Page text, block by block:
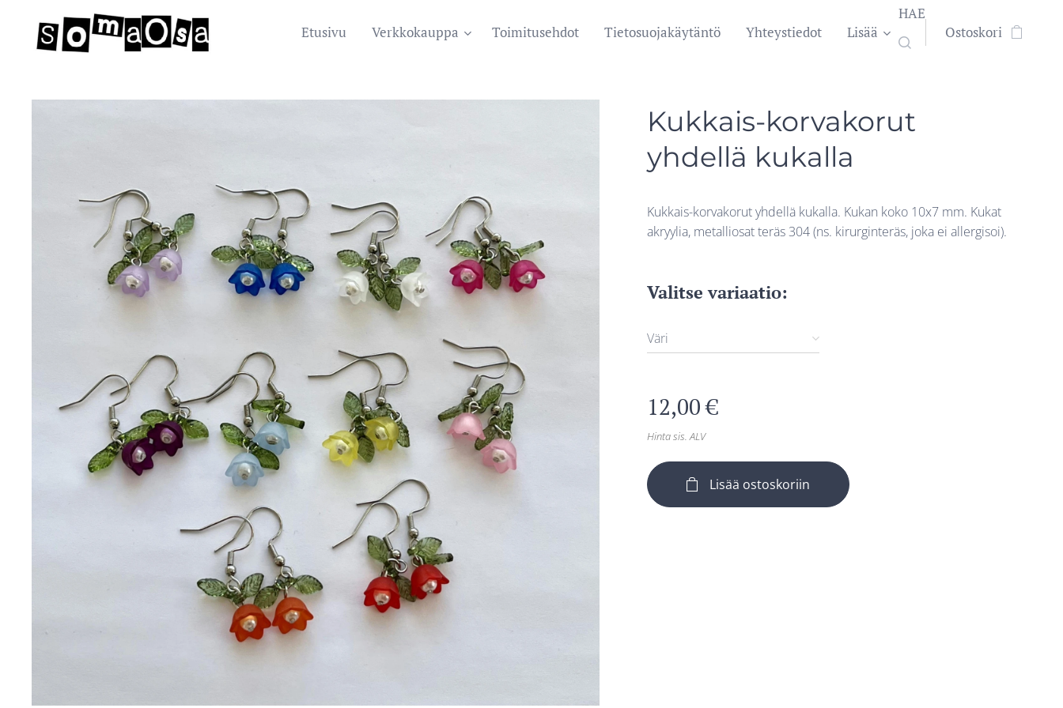
Etusivu Verkkokauppa Toimitusehdot Tietosuojakäytäntö Yhteystiedot Lisää
HAE
Ostoskori
Kukkais-korvakorut
yhdellä kukalla
Kukkais-korvakorut yhdellä kukalla. Kukan koko 10x7 mm. Kukat
akryylia, metalliosat teräs 304 (ns. kirurginteräs, joka ei allergisoi).
Valitse variaatio:
Väri
12,00€
Hinta sis. ALV
Lisää ostoskoriin